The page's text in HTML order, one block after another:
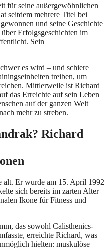
für seine außergewöhnlichen
seitdem mehrere Titel bei
und seine Geschichte
Erfolgsgeschichten im
Sein
es wird – und schiere
treiben, um
Mittlerweile ist Richard
das Erreichte auf sein Leben
auf der ganzen Welt
mehr zu streben.
Richard
alt. Er wurde am 15. April 1992
sich bereits im zarten Alter
Ikone für Fitness und
das sowohl Calisthenics-
erreichte Richard, was
hielten: muskulöse